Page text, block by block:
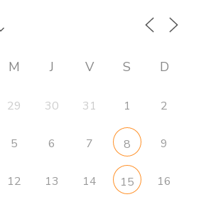
M J V S D
29 30 31 1 2
5 6 7 8 9
12 13 14 15 16